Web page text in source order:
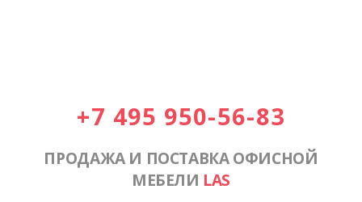
+7 495 950-56-83
ПРОДАЖА И ПОСТАВКА ОФИСНОЙ
МЕБЕЛИ LAS